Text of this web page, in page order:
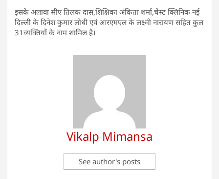
इसके अलावा सीए तिलक दास,शिक्षिका अंकिता शर्मा,चेस्ट क्लिनिक नई
दिल्ली के दिनेश कुमार लोधी एवं आरएमएल के लक्ष्मी नारायण सहित कुल
31व्यक्तियों के नाम शामिल है।
Vikalp Mimansa
See author's posts